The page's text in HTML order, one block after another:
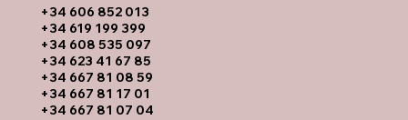
​+34 606 852 013
+34 619 199 399
​+34 608 535 097
+34 623 41 67 85
+34 667 81 08 59
+34 667 81 17 01
+34 667 81 07 04